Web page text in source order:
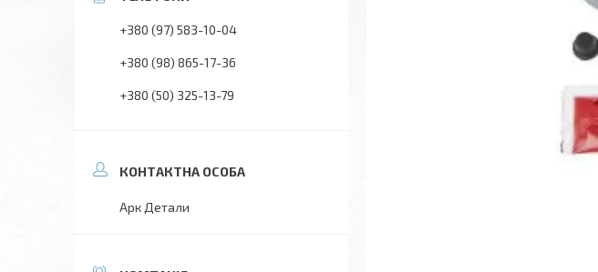
+380 (97) 583-10-04
+380 (98) 865-17-36
+380 (50) 325-13-79
Арк Детали